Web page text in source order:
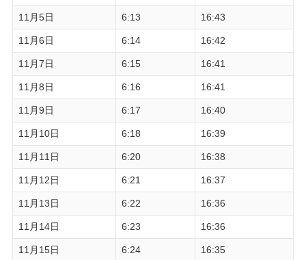
11月5日 6:13 16:43
11月6日 6:14 16:42
11月7日 6:15 16:41
11月8日 6:16 16:41
11月9日 6:17 16:40
11月10日 6:18 16:39
11月11日 6:20 16:38
11月12日 6:21 16:37
11月13日 6:22 16:36
11月14日 6:23 16:36
11月15日 6:24 16:35